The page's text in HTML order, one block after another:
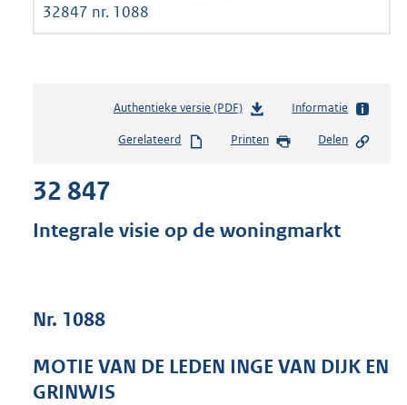
32847 nr. 1088
Authentieke versie (PDF)b
s
s
e
Informatie
Gerelateerd Printen Delen
32 847
Integrale visie op de woningmarkt
Nr. 1088
MOTIE VAN DE LEDEN INGE VAN DIJK EN
GRINWIS